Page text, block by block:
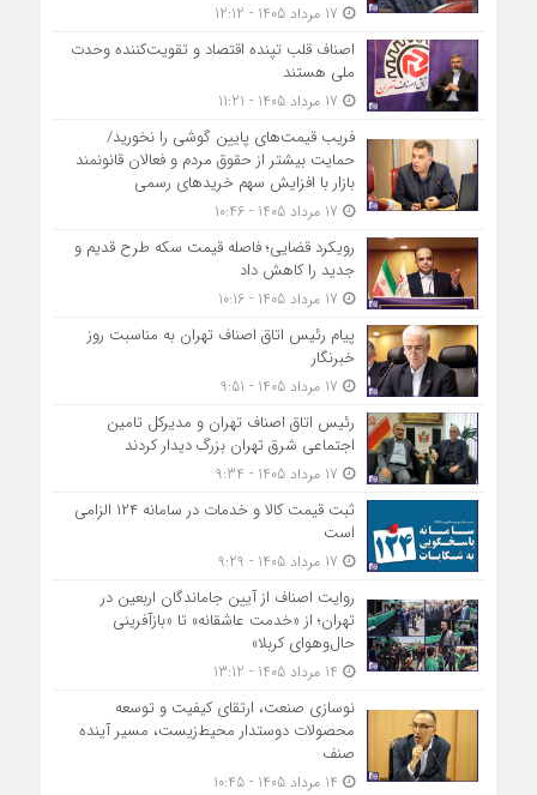
اصناف قلب تپنده اقتصاد و تقویت‌کننده وحدت
ملی هستند
فریب قیمت‌های پایین گوشی را نخورید/
حمایت بیشتر از حقوق مردم و فعالان قانونمند
بازار با افزایش سهم خریدهای رسمی
رویکرد قضایی؛ فاصله قیمت سکه طرح قدیم و
جدید را کاهش داد
پیام رئیس اتاق اصناف تهران به مناسبت روز
خبرنگار
رئیس اتاق اصناف تهران و مدیرکل تامین
اجتماعی شرق تهران بزرگ دیدار کردند
ثبت قیمت کالا و خدمات در سامانه ۱۲۴ الزامی
است
روایت اصناف از آیین جاماندگان اربعین در
تهران؛ از «خدمت عاشقانه» تا «بازآفرینی
حال‌وهوای کربلا»
نوسازی صنعت، ارتقای کیفیت و توسعه
محصولات دوستدار محیط‌زیست، مسیر آینده
صنف